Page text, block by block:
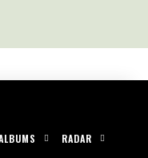
RADAR